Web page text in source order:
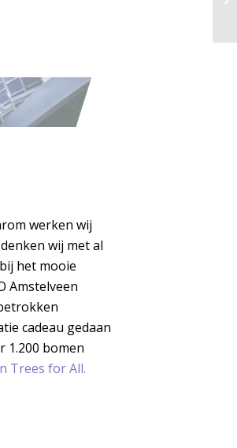
werken wij
wij met al
het mooie
Amstelveen
cadeau gedaan
1.200 bomen
Trees for All.